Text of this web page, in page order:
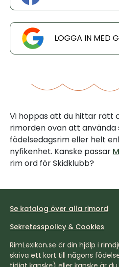
LOGGA IN MED
Vi hoppas att du hittar rätt
rimorden ovan att
födelsedagsrim eller helt
nyfikenhet. Kanske passar
rim ord för Skidklubb?
Se katalog över alla rimord
Sekretesspolicy & Cookies
RimLexikon.se är din hjälp i
skriva ett kort till någons